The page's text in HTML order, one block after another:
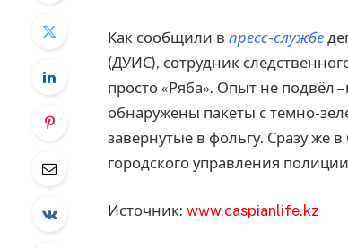
Как сообщили в пресс-службе
(ДУИС), сотрудник
просто «Ряба». Опыт не подвёл
обнаружены пакеты с темно-
завернутые в фольгу. Сразу же
городского управления
Источник: www.caspianlife.kz